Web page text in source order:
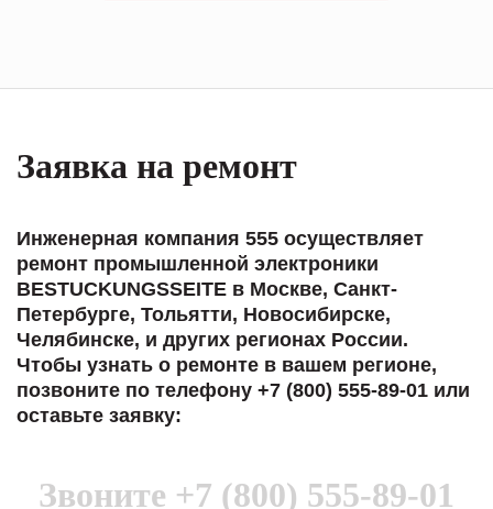
Заявка на ремонт
Инженерная компания 555 осуществляет
ремонт промышленной электроники
BESTUCKUNGSSEITE в Москве, Санкт-
Петербурге, Тольятти, Новосибирске,
Челябинске, и других регионах России.
Чтобы узнать о ремонте в вашем регионе,
позвоните по телефону +7 (800) 555-89-01 или
оставьте заявку:
Звоните +7 (800) 555-89-01